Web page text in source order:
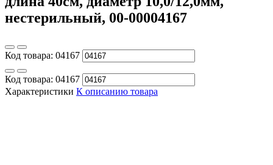
нестерильный, 00-00004167
Код товара: 04167
Код товара: 04167
Характеристики К описанию товара